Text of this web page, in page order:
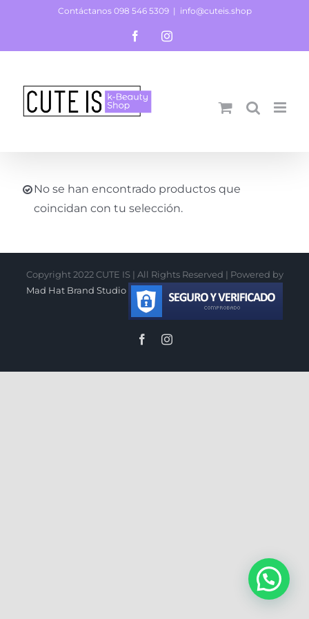
Contáctanos 098 546 5309 | info@cuteis.shop
FacebookInstagram
No se han encontrado productos que
coincidan con tu selección.
Copyright 2022 CUTE IS | All Rights Reserved | Powered by
Mad Hat Brand Studio
FacebookInstagram